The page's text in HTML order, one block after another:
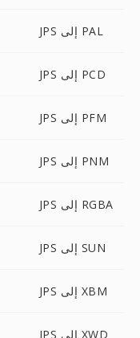
JPS إلى PAL
JPS إلى PCD
JPS إلى PFM
JPS إلى PNM
JPS إلى RGBA
JPS إلى SUN
JPS إلى XBM
JPS إلى XWD